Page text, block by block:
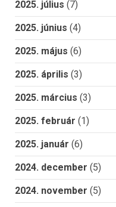
2025. július (7)
2025. június (4)
2025. május (6)
2025. április (3)
2025. március (3)
2025. február (1)
2025. január (6)
2024. december (5)
2024. november (5)